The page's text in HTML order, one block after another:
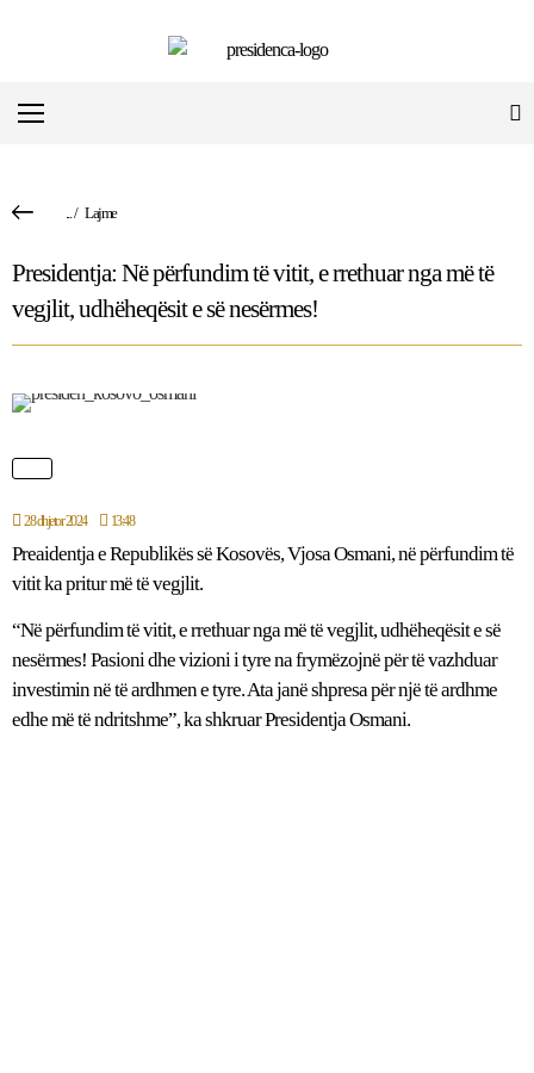
.../ Lajme
Presidentja: Në përfundim të vitit, e rrethuar nga më të
vegjlit, udhëheqësit e së nesërmes!
28 dhjetor 2024 13:48
Preaidentja e Republikës së Kosovës, Vjosa Osmani, në përfundim të
vitit ka pritur më të vegjlit.
“Në përfundim të vitit, e rrethuar nga më të vegjlit, udhëheqësit e së
nesërmes! Pasioni dhe vizioni i tyre na frymëzojnë për të vazhduar
investimin në të ardhmen e tyre. Ata janë shpresa për një të ardhme
edhe më të ndritshme”, ka shkruar Presidentja Osmani.